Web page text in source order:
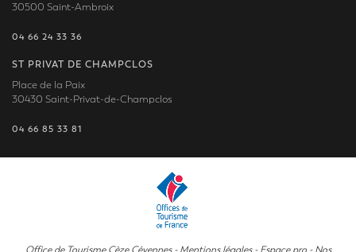
30500 Saint-Ambroix
04 66 24 33 36
ST PRIVAT DE CHAMPCLOS
Place de la Paix
30430 Saint-Privat-de-Champclos
04 66 85 33 81
Office de Tourisme Cèze Cévennes - Mentions légales- Espace pro- Nos